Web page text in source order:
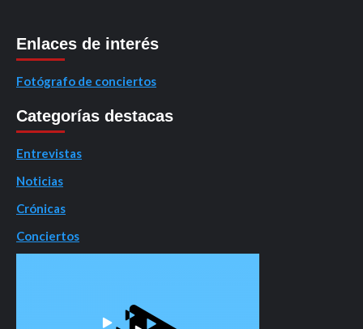
Enlaces de interés
Fotógrafo de conciertos
Categorías destacas
Entrevistas
Noticias
Crónicas
Conciertos